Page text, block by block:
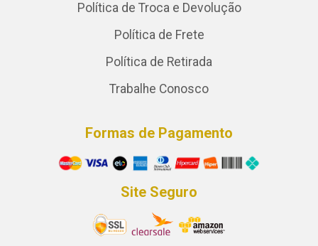
Política de Troca e Devolução
Política de Frete
Política de Retirada
Trabalhe Conosco
Formas de Pagamento
Site Seguro